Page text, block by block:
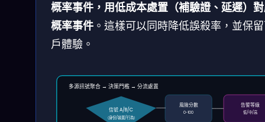
概率事件，用低成本處置（補驗證、延遲）
概率事件 。這樣可以同時降低誤殺率，並保
戶體驗。
多源訊號聚合 → 決策門檻 → 分流處置
信號 A/B/C
（身份/裝置/行為）
風險分數
0~100
告警等級
低/中/高